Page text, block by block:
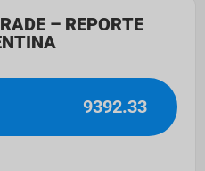
– REPORTE
9392.33